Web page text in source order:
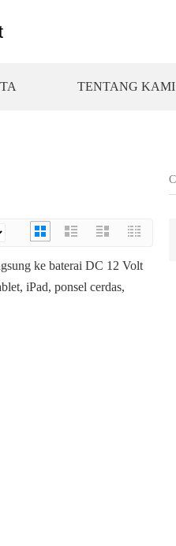
TENTANG KAMI
ke baterai DC 12 Volt
iPad, ponsel cerdas,